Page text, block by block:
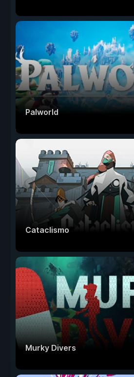
Palworld
Cataclismo
Murky Divers